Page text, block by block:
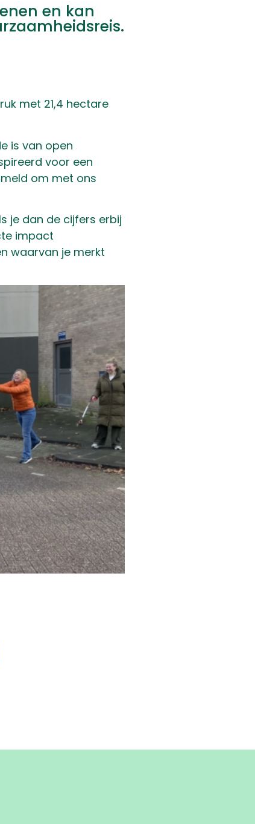
en kan
met 21,4 hectare
is van open
voor een
om met ons
je dan de cijfers erbij
impact
waarvan je merkt